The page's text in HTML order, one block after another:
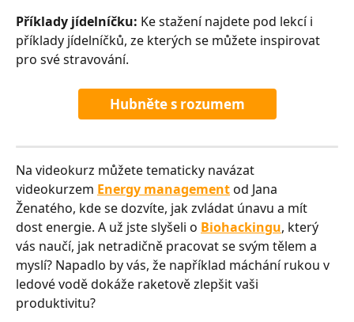
Příklady jídelníčku: Ke stažení najdete pod lekcí i
příklady jídelníčků, ze kterých se můžete inspirovat
pro své stravování.
Hubněte s rozumem
Na videokurz můžete tematicky navázat
videokurzem Energy management od Jana
Ženatého, kde se dozvíte, jak zvládat únavu a mít
dost energie. A už jste slyšeli o Biohackingu, který
vás naučí, jak netradičně pracovat se svým tělem a
myslí? Napadlo by vás, že například máchání rukou v
ledové vodě dokáže raketově zlepšit vaši
produktivitu?